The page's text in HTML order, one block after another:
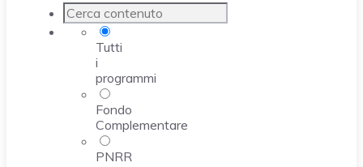
Tutti
i
programmi
Fondo
Complementare
PNRR